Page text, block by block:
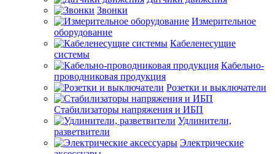
Звонки
Измерительное
оборудование
Кабеленесущие
системы
Кабельно-
проводниковая продукция
Розетки и выключатели
Стабилизаторы напряжения и ИБП
Удлинители,
разветвители
Электрические